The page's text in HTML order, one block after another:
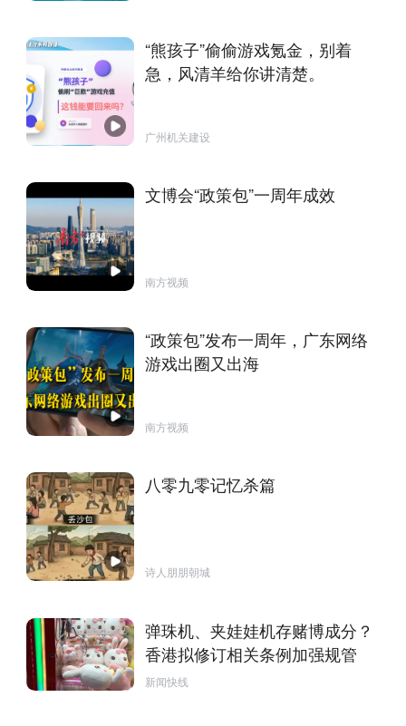
“熊孩子”偷偷游戏氪金，别着
急，风清羊给你讲清楚。
广州机关建设
文博会“政策包”一周年成效
南方视频
“政策包”发布一周年，广东网络
游戏出圈又出海
南方视频
八零九零记忆杀篇
诗人朋朋朝城
弹珠机、夹娃娃机存赌博成分？
香港拟修订相关条例加强规管
新闻快线